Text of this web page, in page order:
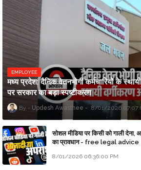
EMPLOYEE
मध्य प्रदेश: दैनिक वेतनभोगी कर्मचारियों के
पर सरकार का बड़ा स्पष्टीकरण
Updesh Awasthee 8/01/2026
सोशल मीडिया पर किसी को गाली
का प्रावधान - free legal advice
8/01/2026 06:36:00 PM